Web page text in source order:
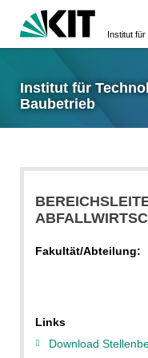
Institut für
Baubetrieb
Fakultät/Abteilung:
Links
Download